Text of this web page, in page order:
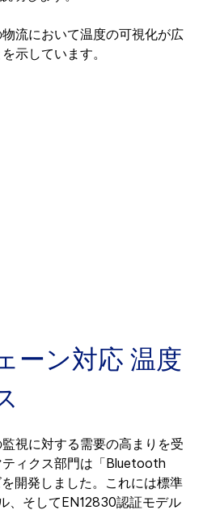
流において温度の可視化が広
示しています。
ーン対応 温度
視に対する需要の高まりを受
ィクス部門は「Bluetooth
開発しました。これには標準
、そしてEN12830認証モデル